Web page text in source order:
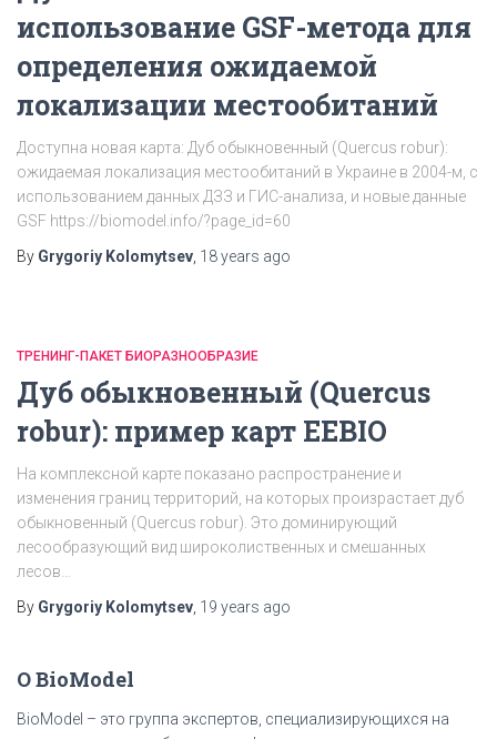
использование GSF-метода для
определения ожидаемой
локализации местообитаний
Доступна новая карта: Дуб обыкновенный (Quercus robur):
ожидаемая локализация местообитаний в Украине в 2004-м, с
использованием данных ДЗЗ и ГИС-анализа, и новые данные
GSF https://biomodel.info/?page_id=60
By Grygoriy Kolomytsev 18 years ago
ТРЕНИНГ-ПАКЕТ БИОРАЗНООБРАЗИЕ
Дуб обыкновенный (Quercus
robur): пример карт EEBIO
На комплексной карте показано распространение и
изменения границ территорий, на которых произрастает дуб
обыкновенный (Quercus robur). Это доминирующий
лесообразующий вид широколиственных и смешанных
лесов…
By Grygoriy Kolomytsev 19 years ago
О BioModel
BioModel – это группа экспертов, специализирующихся на